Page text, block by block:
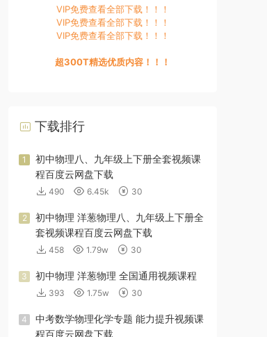
VIP免费查看全部下载！！！
VIP免费查看全部下载！！！
VIP免费查看全部下载！！！
超300T精选优质内容！！！
下载排行
1
初中物理八、九年级上下册全套视频课
程百度云网盘下载
490 6.45k 30
2
初中物理 洋葱物理八、九年级上下册全
套视频课程百度云网盘下载
458 1.79w 30
3 初中物理 洋葱物理 全国通用视频课程
393 1.75w 30
4
中考数学物理化学专题 能力提升视频课
程百度云网盘下载